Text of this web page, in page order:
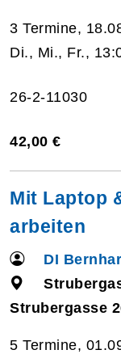
3 Termine,
Di., Mi., Fr.,
26-2-11030
42,00 €
Mit Laptop
arbeiten
DI
Strubergasse
5 Termine,